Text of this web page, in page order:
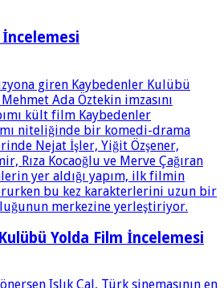
Yolda Film İncelemesi